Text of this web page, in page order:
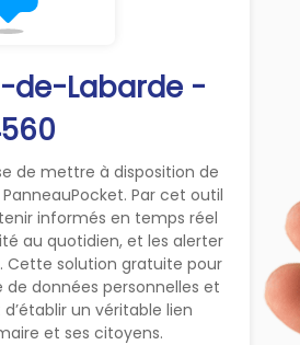
de-Labarde -
de mettre à disposition de
Par cet outil
informés en temps réel
au quotidien, et les alerter
Cette solution gratuite pour
données personnelles et
un véritable lien
et ses citoyens.